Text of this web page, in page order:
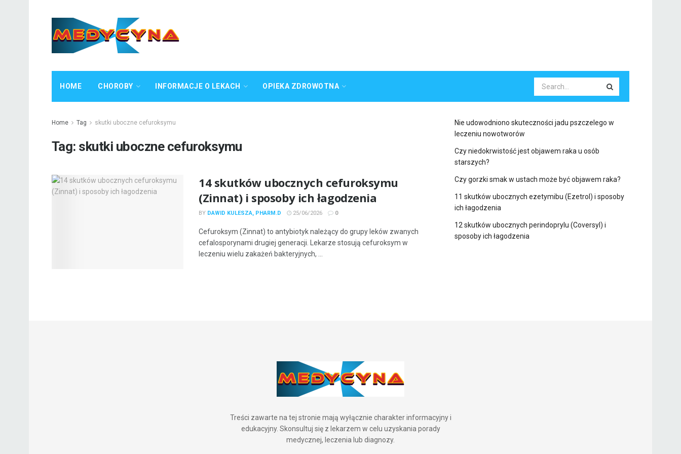
HOME CHOROBY INFORMACJE O LEKACH OPIEKA ZDROWOTNA
Home Tag skutki uboczne cefuroksymu
Tag: skutki uboczne cefuroksymu
14 skutków ubocznych cefuroksymu
(Zinnat) i sposoby ich łagodzenia
BY DAWID KULESZA, PHARM.D 25/06/2026 0
Cefuroksym (Zinnat) to antybiotyk należący do grupy leków zwanych
cefalosporynami drugiej generacji. Lekarze stosują cefuroksym w
leczeniu wielu zakażeń bakteryjnych, ...
Nie udowodniono skuteczności jadu pszczelego w
leczeniu nowotworów
Czy niedokrwistość jest objawem raka u osób
starszych?
Czy gorzki smak w ustach może być objawem raka?
11 skutków ubocznych ezetymibu (Ezetrol) i sposoby
ich łagodzenia
12 skutków ubocznych perindoprylu (Coversyl) i
sposoby ich łagodzenia
Treści zawarte na tej stronie mają wyłącznie charakter informacyjny i
edukacyjny. Skonsultuj się z lekarzem w celu uzyskania porady
medycznej, leczenia lub diagnozy.